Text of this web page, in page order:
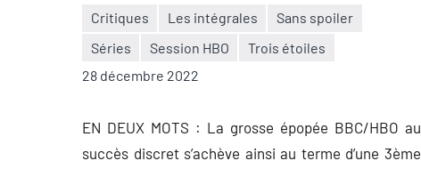
Critiques Les intégrales
Sans spoiler
Séries
Session HBO
Trois étoiles
28 décembre 2022
Nicolas
Auger
Aucun
commentaire
EN DEUX MOTS : La grosse épopée BBC/HBO au
succès discret s’achève ainsi au terme d’une 3ème